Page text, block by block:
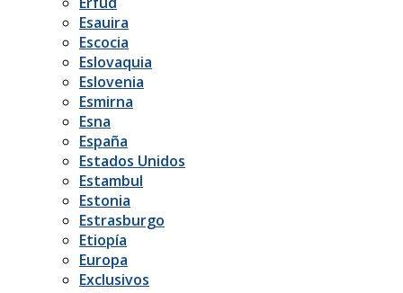
Esauira
Escocia
Eslovaquia
Eslovenia
Esmirna
Esna
España
Estados Unidos
Estambul
Estonia
Estrasburgo
Etiopía
Europa
Exclusivos